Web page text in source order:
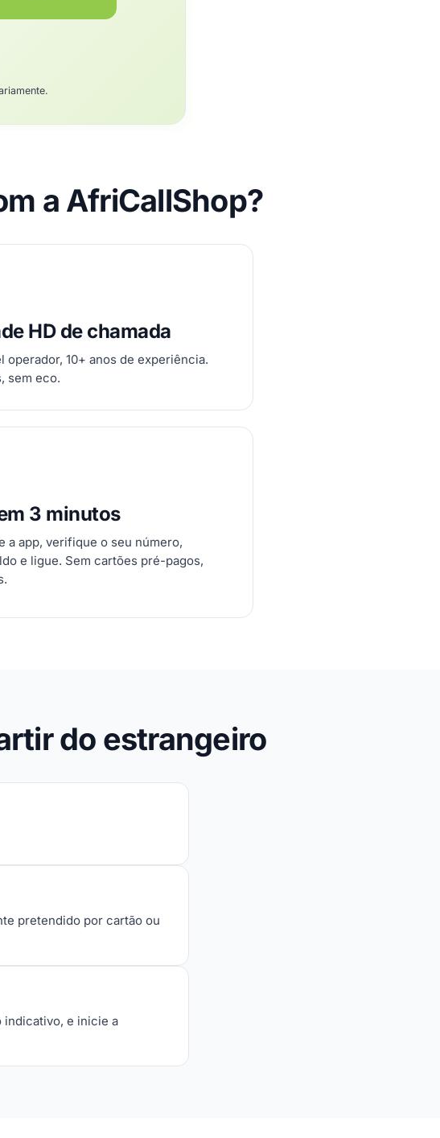
a AfriCallShop?
HD de chamada
operador, 10+ anos de experiência.
sem eco.
3 minutos
a app, verifique o seu número,
e ligue. Sem cartões pré-pagos,
do estrangeiro
pretendido por cartão ou
indicativo, e inicie a